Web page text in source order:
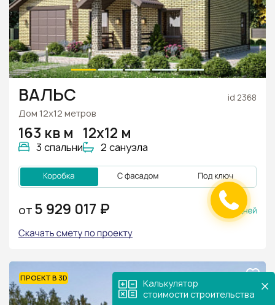
Калькулятор
стоимости строительства
ВАЛЬС id 2368
Дом 12х12 метров
163 кв м
3 спальни
12х12 м
2 санузла
ОТ 5 929 017 ₽ 70
ПРОЕКТ В 3D